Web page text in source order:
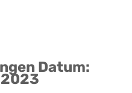
Datum: